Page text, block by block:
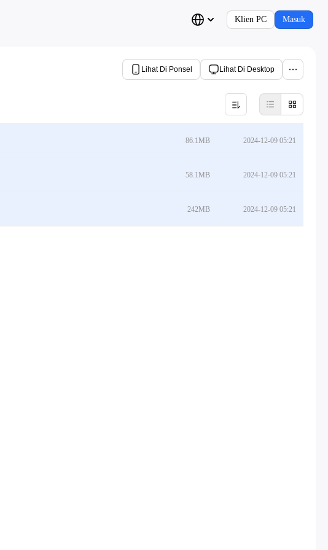
Klien PC Masuk
Lihat Di Ponsel Lihat Di Desktop
86.1MB 2024-12-09 05:21
58.1MB 2024-12-09 05:21
242MB 2024-12-09 05:21